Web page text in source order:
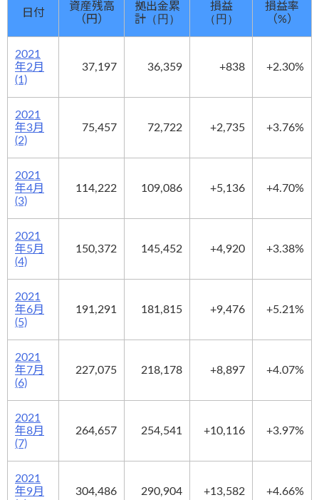
日付
資産残高
（円）
拠出金累
計（円）
損益
（円）
損益率
（%）
2021
年2月
(1)
37,197 36,359 +838 +2.30%
2021
年3月
(2)
75,457 72,722 +2,735 +3.76%
2021
年4月
(3)
114,222 109,086 +5,136 +4.70%
2021
年5月
(4)
150,372 145,452 +4,920 +3.38%
2021
年6月
(5)
191,291 181,815 +9,476 +5.21%
2021
年7月
(6)
227,075 218,178 +8,897 +4.07%
2021
年8月
(7)
264,657 254,541 +10,116 +3.97%
2021
年9月
304,486 290,904 +13,582 +4.66%